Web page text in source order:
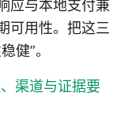
应与本地支付兼
可用性。把这三
健”。
渠道与证据要